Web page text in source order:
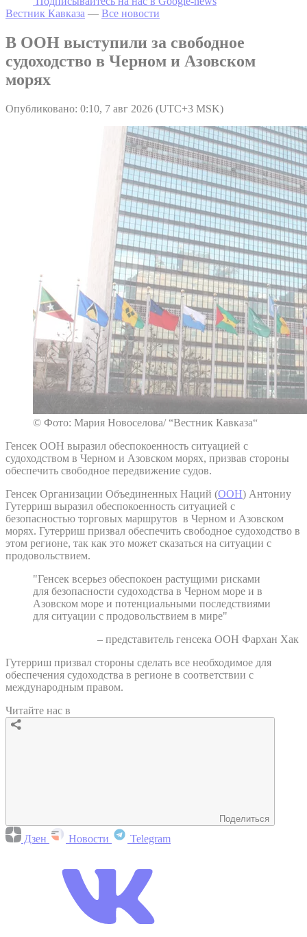
Вестник Кавказа — Все новости
В ООН выступили за свободное
судоходство в Черном и Азовском
морях
Опубликовано: 0:10, 7 авг 2026 (UTC+3 MSK)
© Фото: Мария Новоселова/ “Вестник Кавказа“
Генсек ООН выразил обеспокоенность ситуацией с
судоходством в Черном и Азовском морях, призвав стороны
обеспечить свободное передвижение судов.
Генсек Организации Объединенных Наций (ООН) Антониу
Гутерриш выразил обеспокоенность ситуацией с
безопасностью торговых маршрутов в Черном и Азовском
морях. Гутерриш призвал обеспечить свободное судоходство в
этом регионе, так как это может сказаться на ситуации с
продовольствием.
"Генсек всерьез обеспокоен растущими рисками
для безопасности судоходства в Черном море и в
Азовском море и потенциальными последствиями
для ситуации с продовольствием в мире"
– представитель генсека ООН Фархан Хак
Гутерриш призвал стороны сделать все необходимое для
обеспечения судоходства в регионе в соответствии с
международным правом.
Читайте нас в
Поделиться
Дзен Новости Telegram